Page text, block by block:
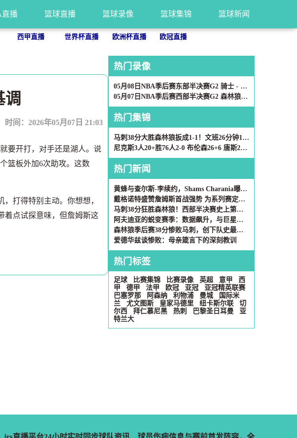
播 篮球直播 篮球录像 篮球集锦 篮球新闻
西甲直播 世界杯直播 欧洲杯直播 欧冠直播
调
时间：2026年05月07日 21:03
要开打，对手还是湖人。说
篮板外加6次助攻。这数
打得特别主动。你想想，
着点试探意味，但詹姆斯这
热门录像
05月08日NBA季后赛东部半决赛G2 骑士 - 活塞 全场录像
05月07日NBA季后赛西部半决赛G2 森林狼 - 马刺 全场录像
热门集锦
马刺38分大胜森林狼扳成1-1！文班26分钟19+15 华子13中5
尼克斯3人20+胜76人2-0 布伦森26+6 唐斯20+10+7 恩比德伤缺
热门新闻
黄蜂与查尔斯-李续约，Shams Charania曝出消息
戴格诺特盛赞詹姆斯首战强势 为系列赛定下基调
马刺38分狂胜森林狼！西部半决赛史上第四大分差诞生
阿夫迪亚的蜕变赛季：数据飙升，与巨星比肩？
森林狼季后赛38分惨败马刺，创下队史最大输分纪录
爱德华兹谈惨败：母亲箴言下的深刻教训
热门标签
足球 比赛集锦 比赛录像 英超 意甲
西
甲
德甲 法甲 欧冠 亚冠
亚冠精英联赛
巴塞罗那
阿森纳 利物浦 曼城
国际米
兰
尤文图斯 皇家马德里 纽卡斯尔联
切
尔西
拜仁慕尼黑 热刺 巴黎圣日耳曼
亚
特兰大